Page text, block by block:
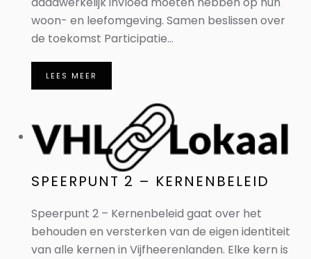
woon- en leefomgeving. Samen beslissen over
de toekomst Participatie...
LEES MEER
SPEERPUNT 2 – KERNENBELEID
Speerpunt 2 – Kernenbeleid gaat over het
behouden en versterken van de eigen identiteit
van alle kernen in Vijfheerenlanden. Elke kern is